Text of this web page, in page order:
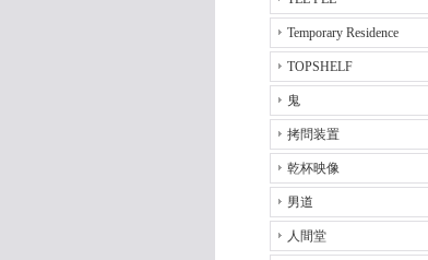
Temporary Residence
TOPSHELF
鬼
拷問装置
乾杯映像
男道
人間堂